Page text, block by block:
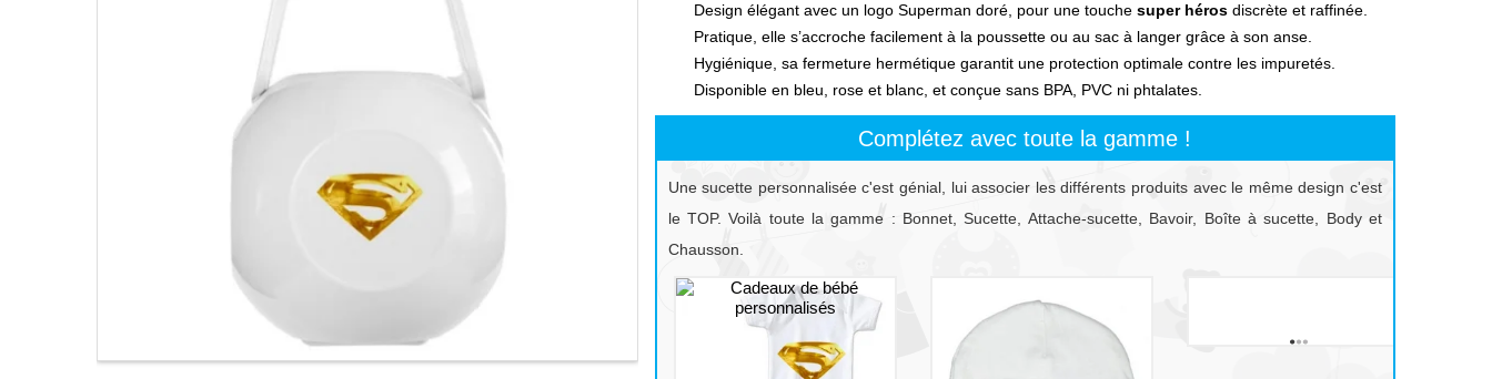
Design élégant avec un logo Superman doré, pour une touche super hérosdiscrète et raffinée.
Pratique, elle s’accroche facilement à la poussette ou au sac à langer grâce à son anse.
Hygiénique, sa fermeture hermétique garantit une protection optimale contre les impuretés.
Disponible en bleu, rose et blanc, et conçue sans BPA, PVC ni phtalates.
Complétez avec toute la gamme !
Une sucette personnalisée c'est génial, lui associer les différents produits avec le même design c'est
le TOP. Voilà toute la gamme : Bonnet, Sucette, Attache-sucette, Bavoir, Boîte à sucette, Body et
Chausson.